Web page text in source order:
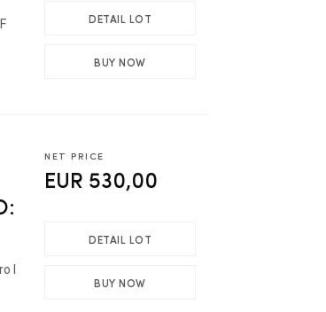
DETAIL LOT
BUY NOW
I
NET PRICE
EUR 530,00
DETAIL LOT
BUY NOW